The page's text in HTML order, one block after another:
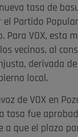
tasa de
el Partido
Para VOX, esta
vecinos, al
derivada
local.
de VOX en
tasa fue
a que el plazo